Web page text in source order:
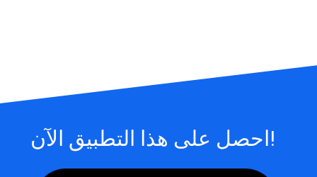
احصل على هذا التطبيق الآن!